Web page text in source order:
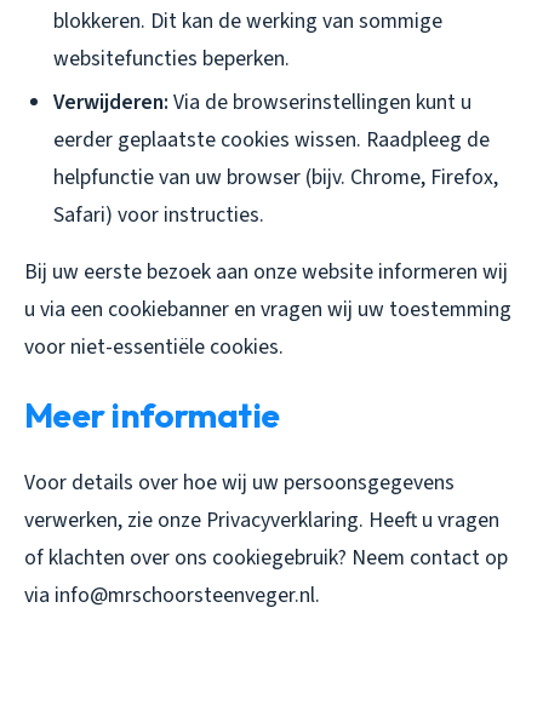
blokkeren. Dit kan de werking van sommige
websitefuncties beperken.
Verwijderen: Via de browserinstellingen kunt u
eerder geplaatste cookies wissen. Raadpleeg de
helpfunctie van uw browser (bijv. Chrome, Firefox,
Safari) voor instructies.
Bij uw eerste bezoek aan onze website informeren wij
u via een cookiebanner en vragen wij uw toestemming
voor niet-essentiële cookies.
Meer informatie
Voor details over hoe wij uw persoonsgegevens
verwerken, zie onze Privacyverklaring. Heeft u vragen
of klachten over ons cookiegebruik? Neem contact op
via info@mrschoorsteenveger.nl.